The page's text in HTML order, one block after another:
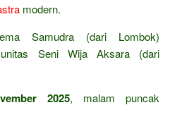
modern.
Samudra (dari Lombok)
Seni Wija Aksara (dari
2025, malam puncak